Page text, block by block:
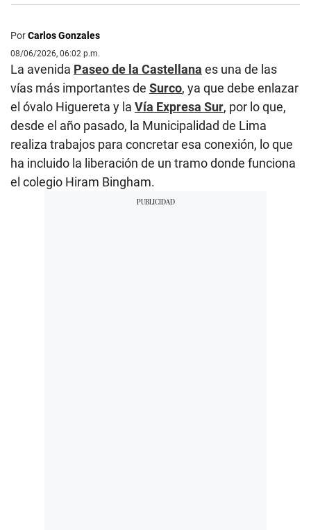
PorCarlos Gonzales
08/06/2026, 06:02 p.m.
La avenida Paseo de la Castellana es una de las
vías más importantes de Surco, ya que debe enlazar
el óvalo Higuereta y la Vía Expresa Sur, por lo que,
desde el año pasado, la Municipalidad de Lima
realiza trabajos para concretar esa conexión, lo que
ha incluido la liberación de un tramo donde funciona
el colegio Hiram Bingham.